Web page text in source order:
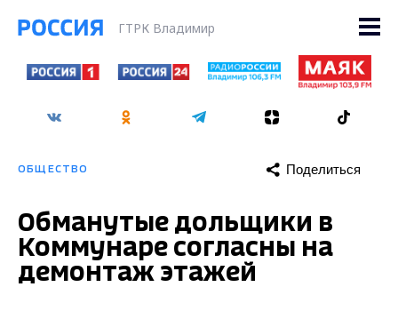
ГТРК Владимир
ОБЩЕСТВО Поделиться
Обманутые дольщики в
Коммунаре согласны на
демонтаж этажей